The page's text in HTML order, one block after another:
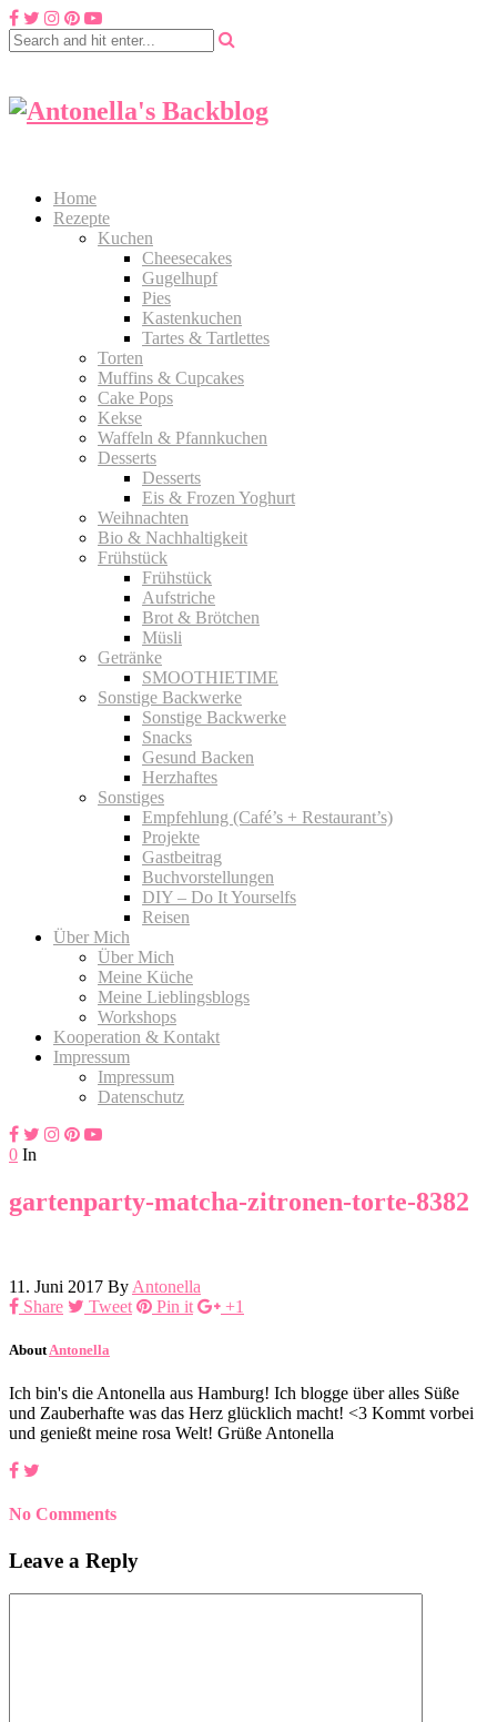
Home
Rezepte
Kuchen
Cheesecakes
Gugelhupf
Pies
Kastenkuchen
Tartes & Tartlettes
Torten
Muffins & Cupcakes
Cake Pops
Kekse
Waffeln & Pfannkuchen
Desserts
Desserts
Eis & Frozen Yoghurt
Weihnachten
Bio & Nachhaltigkeit
Frühstück
Frühstück
Aufstriche
Brot & Brötchen
Müsli
Getränke
SMOOTHIETIME
Sonstige Backwerke
Sonstige Backwerke
Snacks
Gesund Backen
Herzhaftes
Sonstiges
Empfehlung (Café’s + Restaurant’s)
Projekte
Gastbeitrag
Buchvorstellungen
DIY – Do It Yourselfs
Reisen
Über Mich
Über Mich
Meine Küche
Meine Lieblingsblogs
Workshops
Kooperation & Kontakt
Impressum
Impressum
Datenschutz
0 In
gartenparty-matcha-zitronen-torte-8382
11. Juni 2017 By Antonella
Share
Tweet Pin it +1
About Antonella
Ich bin's die Antonella aus Hamburg! Ich blogge über alles Süße
und Zauberhafte was das Herz glücklich macht! <3 Kommt vorbei
und genießt meine rosa Welt! Grüße Antonella
No Comments
Leave a Reply